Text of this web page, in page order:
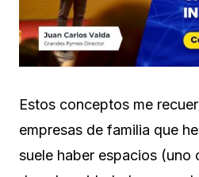
Estos conceptos me
empresas de familia que
suele haber espacios (uno